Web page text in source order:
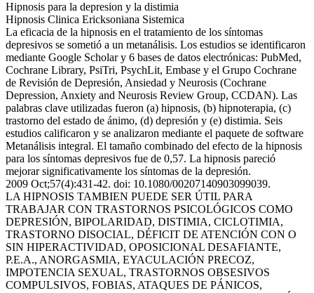
Hipnosis para la depresion y la distimia
Hipnosis Clinica Ericksoniana Sistemica
La eficacia de la hipnosis en el tratamiento de los síntomas
depresivos se sometió a un metanálisis. Los estudios se identificaron
mediante Google Scholar y 6 bases de datos electrónicas: PubMed,
Cochrane Library, PsiTri, PsychLit, Embase y el Grupo Cochrane
de Revisión de Depresión, Ansiedad y Neurosis (Cochrane
Depression, Anxiety and Neurosis Review Group, CCDAN). Las
palabras clave utilizadas fueron (a) hipnosis, (b) hipnoterapia, (c)
trastorno del estado de ánimo, (d) depresión y (e) distimia. Seis
estudios calificaron y se analizaron mediante el paquete de software
Metanálisis integral. El tamaño combinado del efecto de la hipnosis
para los síntomas depresivos fue de 0,57. La hipnosis pareció
mejorar significativamente los síntomas de la depresión.
2009 Oct;57(4):431-42. doi: 10.1080/00207140903099039.
LA HIPNOSIS TAMBIEN PUEDE SER ÚTIL PARA
TRABAJAR CON TRASTORNOS PSICOLÓGICOS COMO
DEPRESIÓN, BIPOLARIDAD, DISTIMIA, CICLOTIMIA,
TRASTORNO DISOCIAL, DÉFICIT DE ATENCIÓN CON O
SIN HIPERACTIVIDAD, OPOSICIONAL DESAFIANTE,
P.E.A., ANORGASMIA, EYACULACIÓN PRECOZ,
IMPOTENCIA SEXUAL, TRASTORNOS OBSESIVOS
COMPULSIVOS, FOBIAS, ATAQUES DE PÁNICOS,